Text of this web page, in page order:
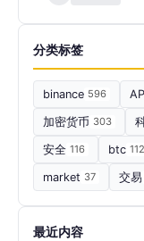
分类标签
binance 596
加密货币 303
安全 116 btc 112
market 37 交易
最近内容